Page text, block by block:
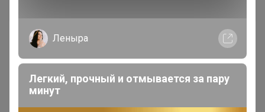
Войти с помощью других сервисов
Леныра
Легкий, прочный и отмывается за пару
минут